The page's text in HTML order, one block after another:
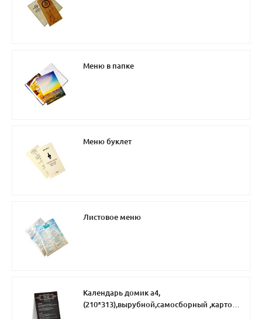
Меню в папке
Меню буклет
Листовое меню
Календарь домик а4,
(210*313),вырубной,самосборный ,картон